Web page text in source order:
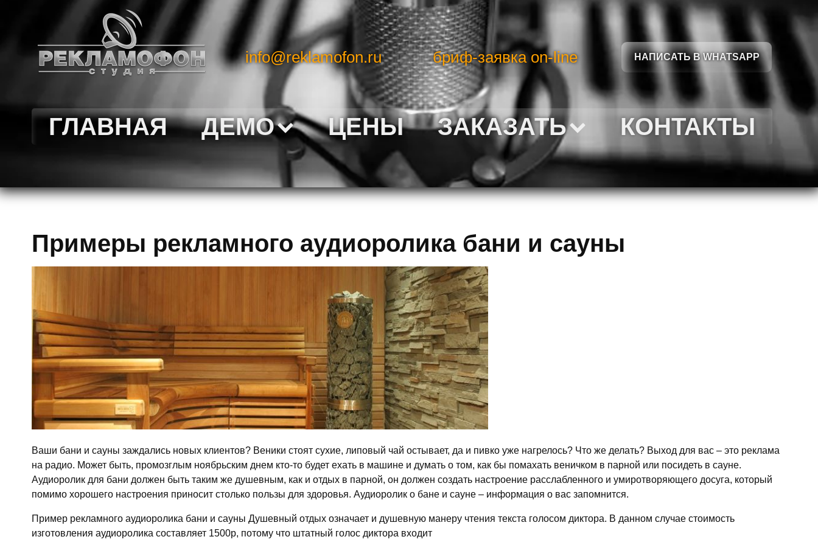
info@reklamofon.ru бриф-заявка on-line НАПИСАТЬ В WHATSAPP
ГЛАВНАЯ ДЕМО ЦЕНЫ ЗАКАЗАТЬ КОНТАКТЫ
Примеры рекламного аудиоролика бани и сауны
Ваши бани и сауны заждались новых клиентов? Веники стоят сухие, липовый чай остывает, да и пивко уже нагрелось? Что же делать? Выход для вас – это реклама
на радио. Может быть, промозглым ноябрьским днем кто-то будет ехать в машине и думать о том, как бы помахать веничком в парной или посидеть в сауне.
Аудиоролик для бани должен быть таким же душевным, как и отдых в парной, он должен создать настроение расслабленного и умиротворяющего досуга, который
помимо хорошего настроения приносит столько пользы для здоровья. Аудиоролик о бане и сауне – информация о вас запомнится.
Пример рекламного аудиоролика бани и сауны Душевный отдых означает и душевную манеру чтения текста голосом диктора. В данном случае стоимость
изготовления аудиоролика составляет 1500р, потому что штатный голос диктора входит